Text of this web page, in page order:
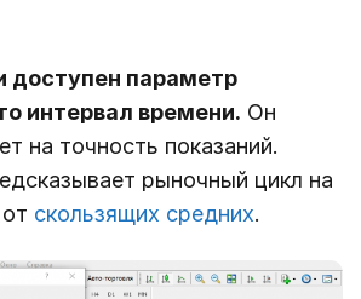
доступен параметр
интервал времени. Он
на точность показаний.
рыночный цикл на
скользящих средних.